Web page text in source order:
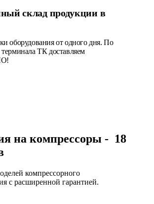
склад продукции в
оборудования от одного дня. По
ТК доставляем
на компрессоры - 18
компрессорного
с расширенной гарантией.